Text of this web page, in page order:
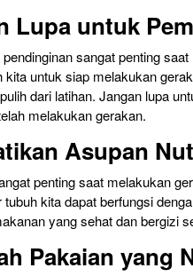
Lupa untuk
sangat penting
kita untuk siap melakukan
dari latihan. Jangan lupa
melakukan gerakan.
Asupan
penting saat melakukan
kita dapat berfungsi
yang sehat dan bergizi
Pakaian yang